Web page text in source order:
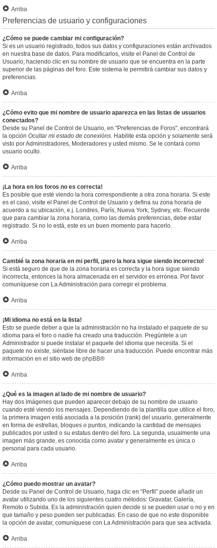
Arriba
Preferencias de usuario y configuraciones
¿Cómo se puede cambiar mi configuración?
Si es un usuario registrado, todos sus datos y configuraciones están archivados
en nuestra base de datos. Para modificarlos, visite el Panel de Control de
Usuario; haciendo clic en su nombre de usuario que se encuentra en la parte
superior de las páginas del foro. Este sistema le permitirá cambiar sus datos y
preferencias.
Arriba
¿Cómo evito que mi nombre de usuario aparezca en las listas de usuarios
conectados?
Desde su Panel de Control de Usuario, en "Preferencias de Foros", encontrará
la opción Ocultar mi estado de conexións. Habilite esta opción y solamente será
visto por Administradores, Moderadores y usted mismo. Se le contará como
usuario oculto.
Arriba
¡La hora en los foros no es correcta!
Es posible que esté viendo la hora correspondiente a otra zona horaria. Si este
es el caso, visite el Panel de Control de Usuario y defina su zona horaria de
acuerdo a su ubicación, e.j. Londres, París, Nueva York, Sydney, etc. Recuerde
que para cambiar la zona horaria, como las demás preferencias, debe estar
registrado. Si no lo está, este es un buen momento para hacerlo.
Arriba
Cambié la zona horaria en mi perfil, ¡pero la hora sigue siendo incorrecto!
Si está seguro de que de la zona horaria es correcta y la hora sigue siendo
incorrecta, entonces la hora almacenada en el servidor es errónea. Por favor
comuníquese con La Administración para corregir el problema.
Arriba
¡Mi idioma no está en la lista!
Esto se puede deber a que la administración no ha instalado el paquete de su
idioma para el foro o nadie ha creado una traducción. Pregúntele a un
Administrador si puede instalar el paquete del idioma que necesita. Si el
paquete no existe, siéntase libre de hacer una traducción. Puede encontrar más
información en el sitio web de phpBB®
Arriba
¿Qué es la imagen al lado de mi nombre de usuario?
Hay dos imágenes que pueden aparecer debajo de su nombre de usuario
cuando esté viendo los mensajes. Dependiendo de la plantilla que utilice el foro,
la primera imagen está asociada a la posición (rank) del usuario, generalmente
en forma de estrellas, bloques o puntos, indicando la cantidad de mensajes
publicados por usted o su estatus dentro del foro. La segunda, usualmente una
imagen más grande, es conocida como avatar y generalmente es única o
personal para cada usuario.
Arriba
¿Cómo puedo mostrar un avatar?
Desde su Panel de Control de Usuario, haga clic en “Perfil” puede añadir un
avatar utilizando uno de los siguientes cuatro métodos: Gravatar, Galería,
Remoto o Subida. Es la administración quien decide si se pueden usar o no y en
que tamaño y peso pueden ser publicadas. En caso de que no este disponible
la opción de avatar, comuníquese con La Administración para que sea activada.
Arriba